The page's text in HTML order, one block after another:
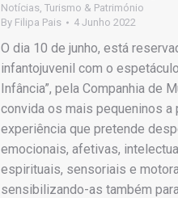
Notícias, Turismo & Património
By Filipa Pais 4 Junho 2022
O dia 10 de junho, está
infantojuvenil com o
Infância”, pela Companhia de
convida os mais pequeninos a
experiência que pretende
emocionais, afetivas,
espirituais, sensoriais e
sensibilizando-as também